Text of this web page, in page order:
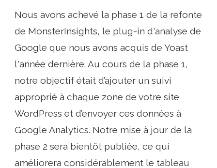
Nous avons achevé la phase 1 de la refonte
de MonsterInsights, le plug-in d'analyse de
Google que nous avons acquis de Yoast
l'année dernière. Au cours de la phase 1,
notre objectif était d’ajouter un suivi
approprié à chaque zone de votre site
WordPress et d’envoyer ces données à
Google Analytics. Notre mise à jour de la
phase 2 sera bientôt publiée, ce qui
améliorera considérablement le tableau